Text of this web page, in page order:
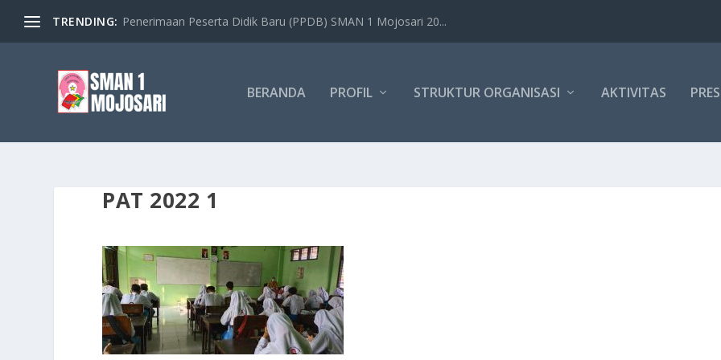
TRENDING: Penerimaan Peserta Didik Baru (PPDB) SMAN 1 Mojosari 20...
BERANDA PROFIL STRUKTUR ORGANISASI AKTIVITAS
PAT 2022 1